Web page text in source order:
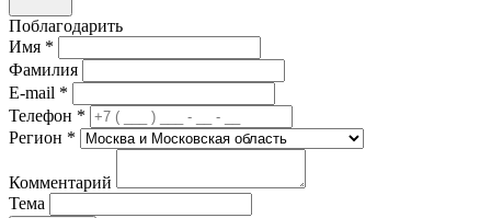
Поблагодарить
Имя *
Фамилия
E-mail *
Телефон *
Регион *
Комментарий
Тема